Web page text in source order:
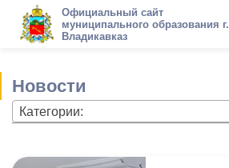
Официальный сайт
муниципального образования г.
Владикавказ
Новости
Категории: